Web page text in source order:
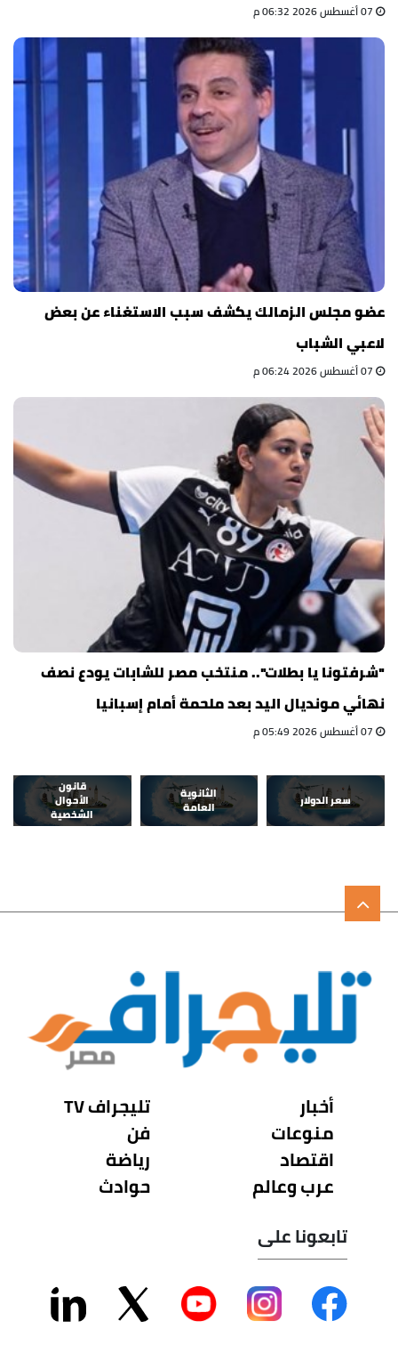
عضو مجلس الزمالك يكشف سبب الاستغناء عن بعض
لاعبي الشباب
"شرفتونا يا بطلات".. منتخب مصر للشابات يودع نصف
نهائي مونديال اليد بعد ملحمة أمام إسبانيا
سعر الدولار
الثانوية
العامة
قانون
الأحوال
الشخصية
أخبار
منوعات
اقتصاد
عرب وعالم
تليجراف TV
فن
رياضة
حوادث
تابعونا على